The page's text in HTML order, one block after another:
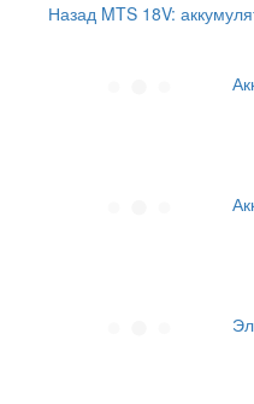
Назад MTS 18V: